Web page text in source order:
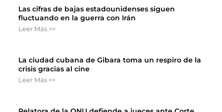
Las cifras de bajas estadounidenses siguen
fluctuando en la guerra con Irán
Leer Más >>
La ciudad cubana de Gibara toma un respiro de la
crisis gracias al cine
Leer Más >>